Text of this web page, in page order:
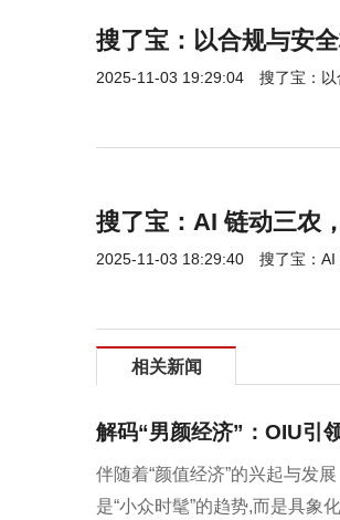
搜了宝：以合规与安
2025-11-03 19:29:04 搜了宝：
搜了宝：AI 链动三农
2025-11-03 18:29:40 搜了宝：
相关新闻
解码“男颜经济”：OIU引
伴随着“颜值经济”的兴起与发
是“小众时髦”的趋势,而是具象